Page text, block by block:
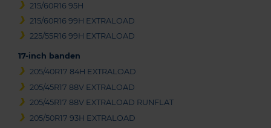
215/60R16 95H
215/60R16 99H EXTRALOAD
225/55R16 99H EXTRALOAD
17-inch banden
205/40R17 84H EXTRALOAD
205/45R17 88V EXTRALOAD
205/45R17 88V EXTRALOAD RUNFLAT
205/50R17 93H EXTRALOAD